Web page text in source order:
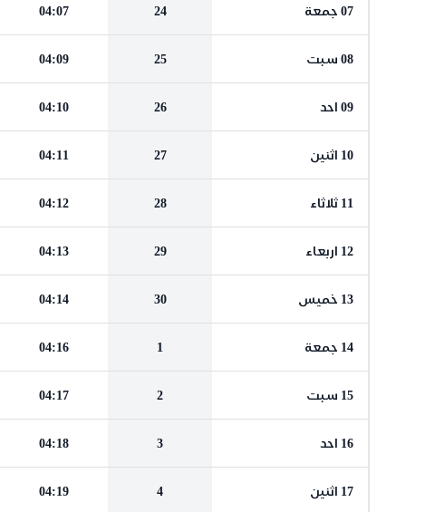
07 جمعة 24
04:07
08 سبت 25
04:09
09 احد 26
04:10
10 اثنين 27
04:11
11 ثلاثاء 28
04:12
12 اربعاء 29
04:13
13 خميس 30
04:14
14 جمعة 1
04:16
15 سبت 2
04:17
16 احد 3
04:18
17 اثنين 4
04:19